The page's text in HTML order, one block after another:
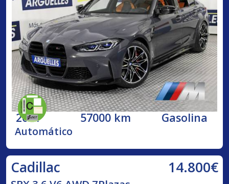
2021 57000 km Gasolina
Automático
Cadillac 14.800€